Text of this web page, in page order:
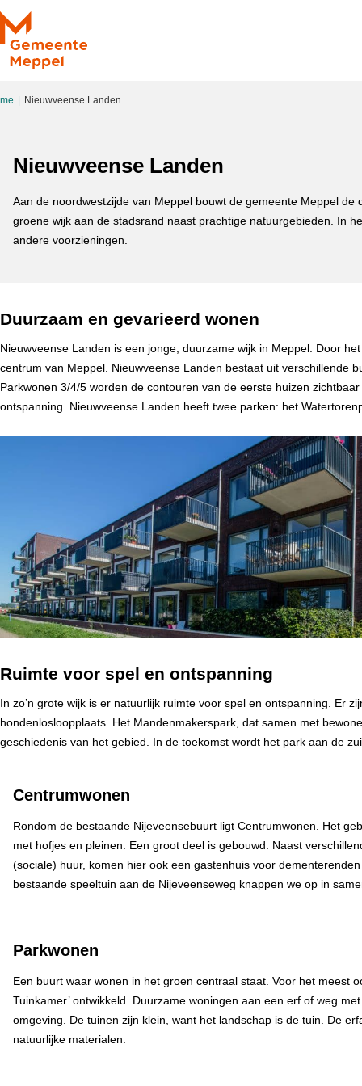
Ga naar de inhoud
Nieuwveense Landen
Nieuwveense Landen
Aan de noordwestzijde van Meppel bouwt de gemeente Meppel
groene wijk aan de stadsrand naast prachtige natuurgebieden. In
andere voorzieningen.
Duurzaam en gevarieerd wonen
Nieuwveense Landen is een jonge, duurzame wijk in Meppel. Door
centrum van Meppel. Nieuwveense Landen bestaat uit verschillende
Parkwonen 3/4/5 worden de contouren van de eerste huizen
ontspanning. Nieuwveense Landen heeft twee parken: het
Ruimte voor spel en ontspanning
In zo’n grote wijk is er natuurlijk ruimte voor spel en ontspanning. Er
hondenlosloopplaats. Het Mandenmakerspark, dat samen met
geschiedenis van het gebied. In de toekomst wordt het park aan de
Centrumwonen
Rondom de bestaande Nijeveensebuurt ligt Centrumwonen. Het
met hofjes en pleinen. Een groot deel is gebouwd. Naast
(sociale) huur, komen hier ook een gastenhuis voor
bestaande speeltuin aan de Nijeveenseweg knappen we op in
Parkwonen
Een buurt waar wonen in het groen centraal staat. Voor het meest
Tuinkamer’ ontwikkeld. Duurzame woningen aan een erf of weg
omgeving. De tuinen zijn klein, want het landschap is de tuin. De
natuurlijke materialen.